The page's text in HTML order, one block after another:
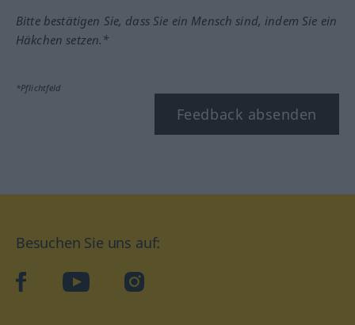
Bitte bestätigen Sie, dass Sie ein Mensch sind, indem Sie ein
Häkchen setzen.*
*Pflichtfeld
Feedback absenden
Besuchen Sie uns auf:
facebookYouTube Instagram